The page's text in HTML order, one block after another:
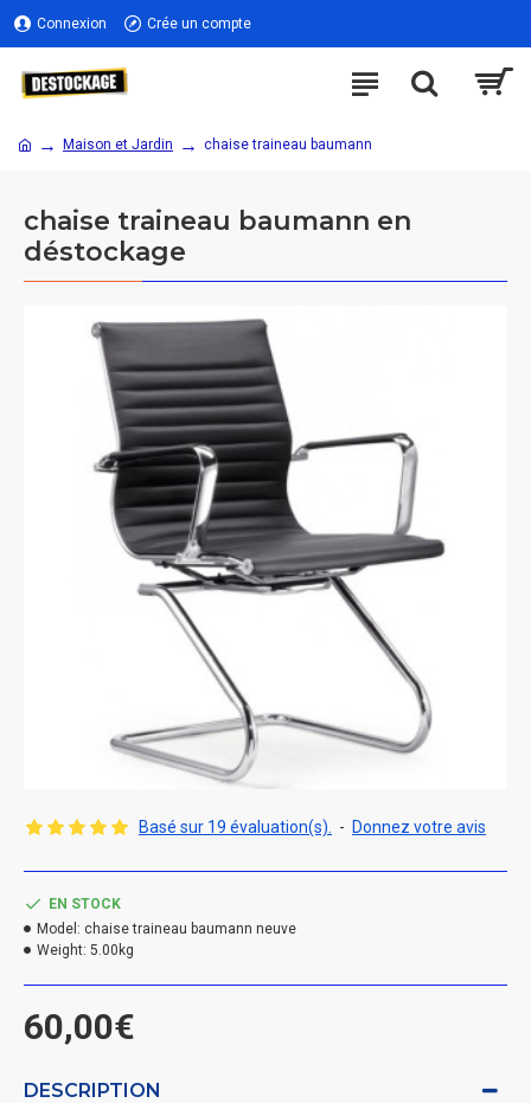
Connexion Crée un compte
Maison et Jardin chaise traineau baumann
chaise traineau baumann en
déstockage
Basé sur 19 évaluation(s). - Donnez votre avis
60,00€
EN STOCK
Model: chaise traineau baumann neuve
Weight: 5.00kg
DESCRIPTION